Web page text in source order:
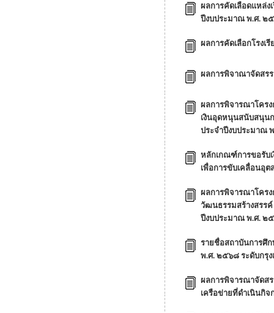
ผลการคัดเลือดแหล่ง
ปีงบประมาณ พ.ศ. ๒
ผลการคัดเลือกโรงเ
ผลการพิจาณาจัดสร
ผลการพิจารณาโครง
เงินอุดหนุนสนับสนุน
ประจำปีงบประมาณ
หลักเกณฑ์การขอรับ
เพื่อการขับเคลื่อนอุต
ผลการพิจารณาโครง
วัฒนธรรมสร้างสรรค์
ปีงบประมาณ พ.ศ. ๒
รายชื่อสถาบันการศึ
พ.ศ. ๒๕๖๘ ระดับกรุง
ผลการพิจารณาจัดส
เครือข่ายที่ดำเนินกิ